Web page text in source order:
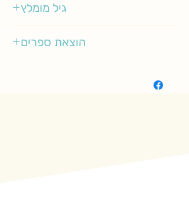
גיל מומלץ
הוצאת ספרים